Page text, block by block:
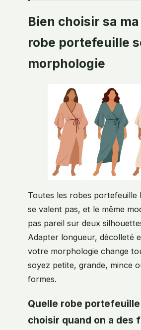
Bien choisir sa
robe portefeuille
morphologie
Toutes les robes portefeuille
se valent pas, et le même
pas pareil sur deux
Adapter longueur, décolleté
votre morphologie change
soyez petite, grande, mince
formes.
Quelle robe
choisir quand on a des